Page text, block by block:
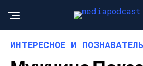
ИНТЕРЕСНОЕ И